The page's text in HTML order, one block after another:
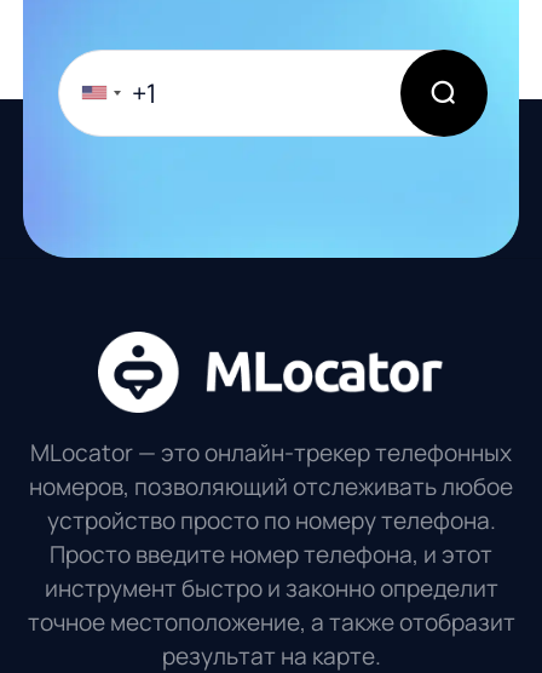
MLocator — это онлайн-трекер телефонных
номеров, позволяющий отслеживать любое
устройство просто по номеру телефона.
Просто введите номер телефона, и этот
инструмент быстро и законно определит
точное местоположение, а также отобразит
результат на карте.